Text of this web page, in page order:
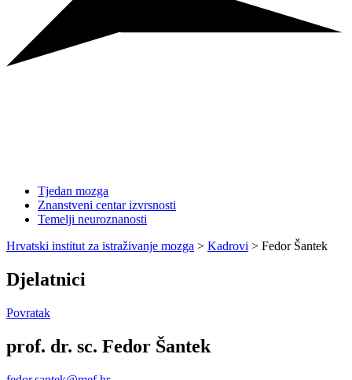
Tjedan mozga
Znanstveni centar izvrsnosti
Temelji neuroznanosti
Hrvatski institut za istraživanje mozga > Kadrovi > Fedor Šantek
Djelatnici
Povratak
prof. dr. sc. Fedor Šantek